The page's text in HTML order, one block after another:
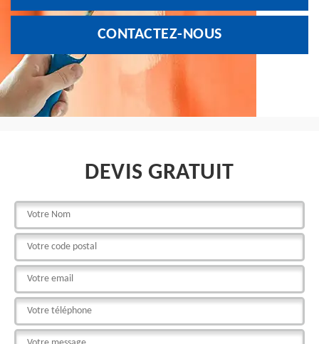
CONTACTEZ-NOUS
DEVIS GRATUIT